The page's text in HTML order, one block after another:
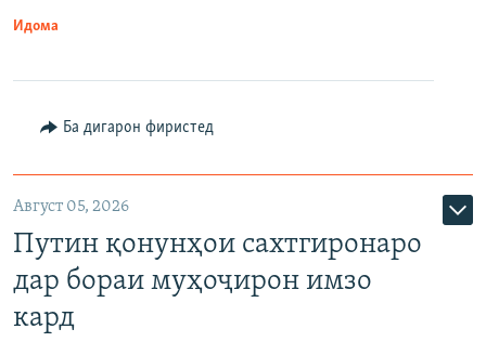
Идома
Ба дигарон фиристед
Август 05, 2026
Путин қонунҳои сахтгиронаро
дар бораи муҳоҷирон имзо
кард